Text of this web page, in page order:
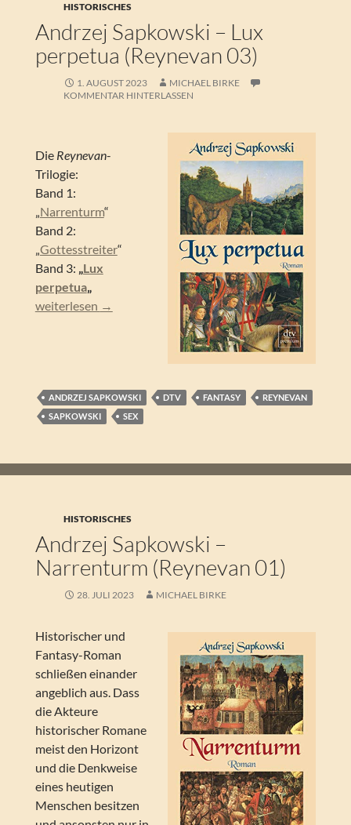
HISTORISCHES
Andrzej Sapkowski – Lux
perpetua (Reynevan 03)
1. AUGUST 2023
MICHAEL BIRKE
KOMMENTAR HINTERLASSEN
Die Reynevan-
Trilogie:
Band 1:
„Narrenturm“
Band 2:
„Gottesstreiter“
Band 3: „Lux
perpetua„
Andrzej Sapkowski – Lux perpetua (Reynevan 03)
weiterlesen →
ANDRZEJ SAPKOWSKI DTV FANTASY
REYNEVAN
SAPKOWSKI
SEX
HISTORISCHES
Andrzej Sapkowski –
Narrenturm (Reynevan 01)
28. JULI 2023 MICHAEL BIRKE
Historischer und
Fantasy-Roman
schließen einander
angeblich aus. Dass
die Akteure
historischer Romane
meist den Horizont
und die Denkweise
eines heutigen
Menschen besitzen